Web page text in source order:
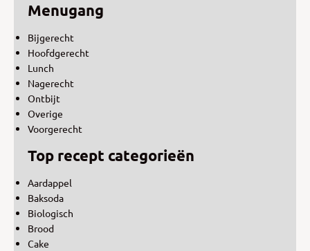
Menugang
Bijgerecht
Hoofdgerecht
Lunch
Nagerecht
Ontbijt
Overige
Voorgerecht
Top recept categorieën
Aardappel
Baksoda
Biologisch
Brood
Cake